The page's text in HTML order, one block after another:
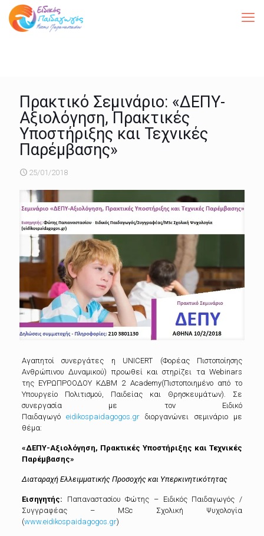
Πρακτικό Σεμινάριο: «ΔΕΠΥ-
Αξιολόγηση, Πρακτικές
Υποστήριξης και Τεχνικές
Παρέμβασης»
25/01/2018
Αγαπητοί συνεργάτες η UNICERT
(Φορέας Πιστοποίησης
Ανθρώπινου Δυναμικού) προωθεί και στηρίζει τα Webinars
της ΕΥΡΩΠΡΟΟΔΟΥ ΚΔΒΜ 2 Academy(Πιστοποιημένο από το
Υπουργείο Πολιτισμού, Παιδείας και Θρησκευμάτων). Σε
συνεργασία με τον Ειδικό
Παιδαγωγόeidikospaidagogos.gr διοργανώνει σεμινάριο με
θέμα:
«ΔΕΠΥ-Αξιολόγηση, Πρακτικές Υποστήριξης και Τεχνικές
Παρέμβασης»
Διαταραχή Ελλειμματικής Προσοχής και Υπερκινητικότητας
Εισηγητής: Παπαναστασίου Φώτης – Ειδικός Παιδαγωγός /
Συγγραφέας – MSc Σχολική Ψυχολογία
(www.eidikospaidagogos.gr)